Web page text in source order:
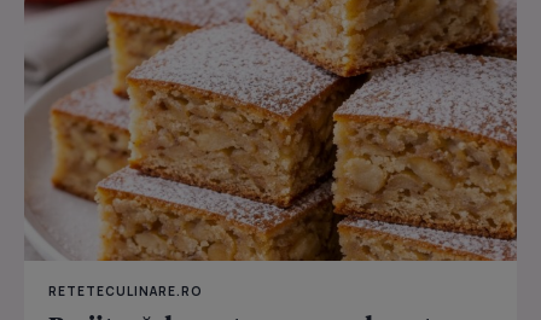
RETETECULINARE.RO